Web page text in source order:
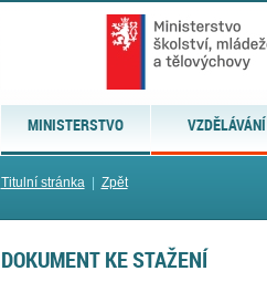
MINISTERSTVO VZDĚLÁVÁNÍ
Titulní stránka| Zpět
DOKUMENT KE STAŽENÍ